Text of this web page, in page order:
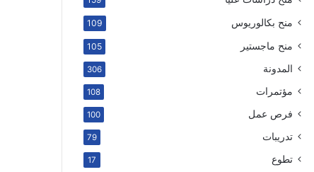
منح بكالوريوس 109
منح ماجستير 105
المدونة 306
مؤتمرات 108
فرص عمل 100
تدريبات 79
تطوع 17